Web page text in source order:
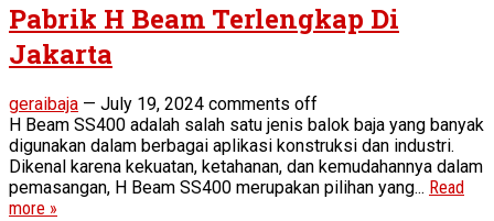
Pabrik H Beam Terlengkap Di
Jakarta
geraibaja — July 19, 2024 comments off
H Beam SS400 adalah salah satu jenis balok baja yang banyak
digunakan dalam berbagai aplikasi konstruksi dan industri.
Dikenal karena kekuatan, ketahanan, dan kemudahannya dalam
pemasangan, H Beam SS400 merupakan pilihan yang... Read
more »